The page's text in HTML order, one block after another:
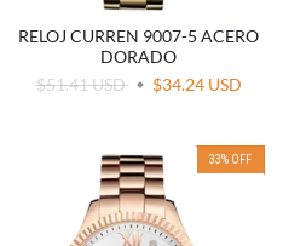
RELOJ CURREN 9007-5 ACERO
DORADO
$51.41 USD
$34.24 USD
33% OFF